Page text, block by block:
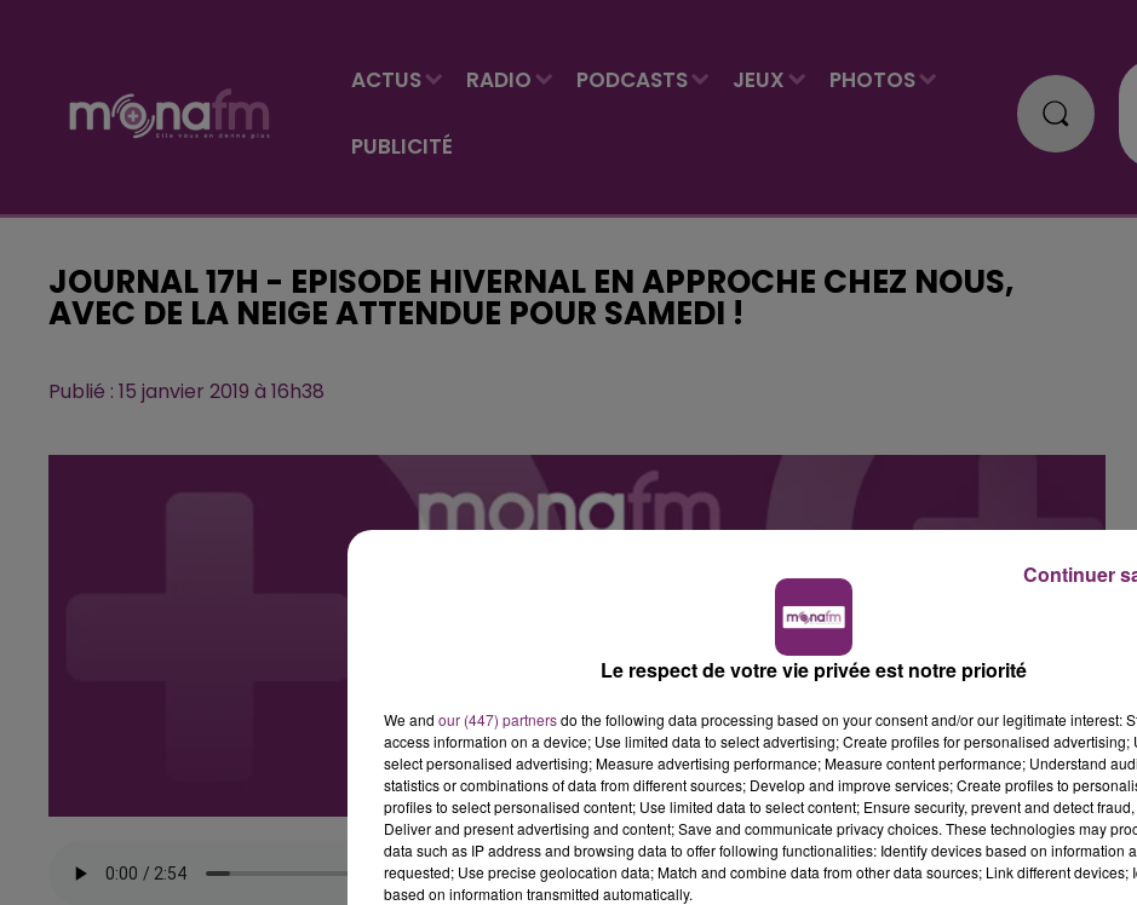
ACTUS RADIO PODCASTS JEUX PHOTOS
PUBLICITÉ
JOURNAL 17H - EPISODE HIVERNAL EN APPROCHE CHEZ NOUS,
AVEC DE LA NEIGE ATTENDUE POUR SAMEDI !
Publié : 15 janvier 2019 à 16h38
Le respect de votre vie privée est notre priorité
We and our (447) partnersdo the following data processing based on your consent and/or our legitimate interest:
access information on a device; Use limited data to select advertising; Create profiles for personalised advertising;
select personalised advertising; Measure advertising performance; Measure content performance; Understand
statistics or combinations of data from different sources; Develop and improve services; Create profiles to
profiles to select personalised content; Use limited data to select content; Ensure security, prevent and detect
Deliver and present advertising and content; Save and communicate privacy choices. These technologies may
data such as IP address and browsing data to offer following functionalities: Identify devices based on information
requested; Use precise geolocation data; Match and combine data from other data sources; Link different devices;
based on information transmitted automatically.
Continuer